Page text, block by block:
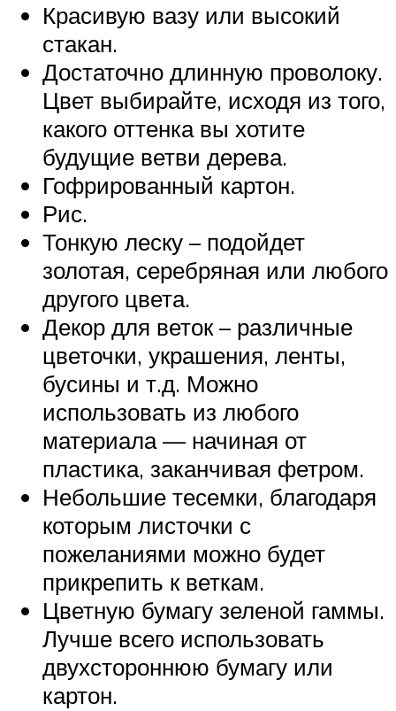
Красивую вазу или высокий
стакан.
Достаточно длинную проволоку.
Цвет выбирайте, исходя из того,
какого оттенка вы хотите
будущие ветви дерева.
Гофрированный картон.
Рис.
Тонкую леску – подойдет
золотая, серебряная или любого
другого цвета.
Декор для веток – различные
цветочки, украшения, ленты,
бусины и т.д. Можно
использовать из любого
материала — начиная от
пластика, заканчивая фетром.
Небольшие тесемки, благодаря
которым листочки с
пожеланиями можно будет
прикрепить к веткам.
Цветную бумагу зеленой гаммы.
Лучше всего использовать
двухстороннюю бумагу или
картон.